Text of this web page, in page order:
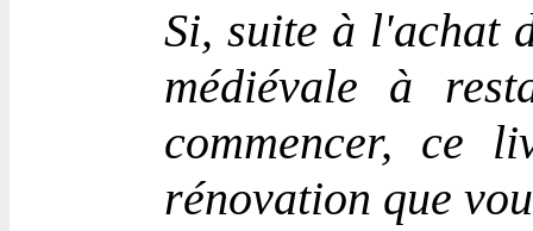
Si, suite à l'achat
médiévale à
commencer, ce
rénovation que